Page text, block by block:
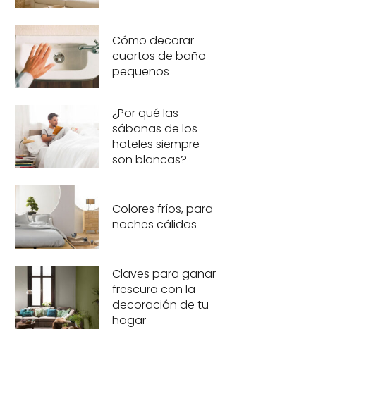
Cómo decorar
cuartos de baño
pequeños
¿Por qué las
sábanas de los
hoteles siempre
son blancas?
Colores fríos, para
noches cálidas
Claves para ganar
frescura con la
decoración de tu
hogar